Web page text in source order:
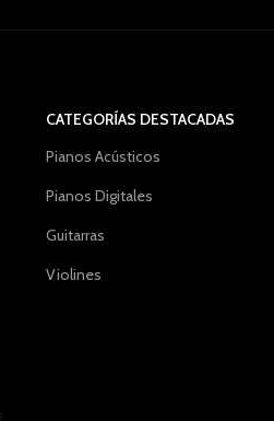
CATEGORÍAS DESTACADAS
Pianos Acústicos
Pianos Digitales
Guitarras
Violines